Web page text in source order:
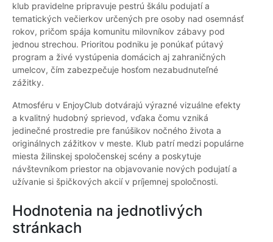
klub pravidelne pripravuje pestrú škálu podujatí a
tematických večierkov určených pre osoby nad osemnásť
rokov, pričom spája komunitu milovníkov zábavy pod
jednou strechou. Prioritou podniku je ponúkať pútavý
program a živé vystúpenia domácich aj zahraničných
umelcov, čím zabezpečuje hosťom nezabudnuteľné
zážitky.
Atmosféru v EnjoyClub dotvárajú výrazné vizuálne efekty
a kvalitný hudobný sprievod, vďaka čomu vzniká
jedinečné prostredie pre fanúšikov nočného života a
originálnych zážitkov v meste. Klub patrí medzi populárne
miesta žilinskej spoločenskej scény a poskytuje
návštevníkom priestor na objavovanie nových podujatí a
užívanie si špičkových akcií v príjemnej spoločnosti.
Hodnotenia na jednotlivých
stránkach